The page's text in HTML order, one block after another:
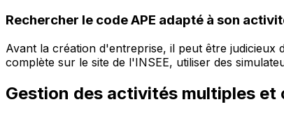
Rechercher le code APE adapté à son
Avant la création d'entreprise, il peut être
complète sur le site de l'INSEE, utiliser des
Gestion des activités multiples et